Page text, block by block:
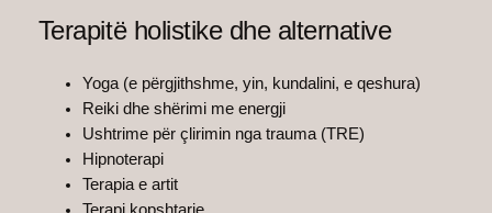
Terapitë holistike dhe alternative
Yoga (e përgjithshme, yin, kundalini, e qeshura)
Reiki dhe shërimi me energji
Ushtrime për çlirimin nga trauma (TRE)
Hipnoterapi
Terapia e artit